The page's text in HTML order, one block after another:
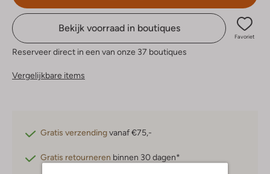
Bekijk voorraad in boutiques
Favoriet
Reserveer direct in een van onze 37 boutiques
Vergelijkbare items
Gratis verzendingvanaf €75,-
Gratis retourneren binnen 30 dagen*